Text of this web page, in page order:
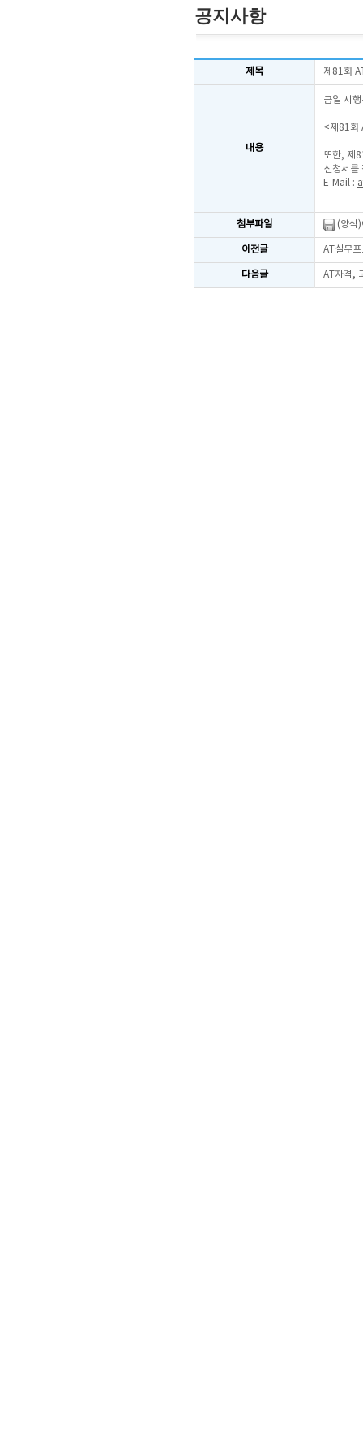
공지사항
제목 제81회
내용
금일 시
<제81회
또한, 제
신청서를
E-Mail :
첨부파일 (양식
이전글 AT실무
다음글 AT자격,